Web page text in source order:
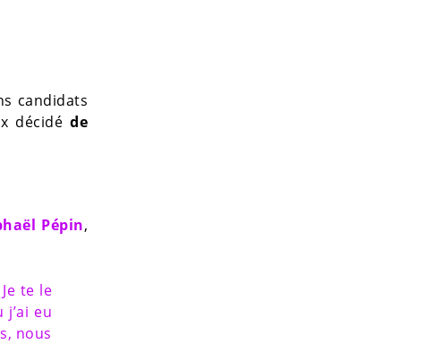
candidats
décidéde
Pépin,
te le
eu
nous